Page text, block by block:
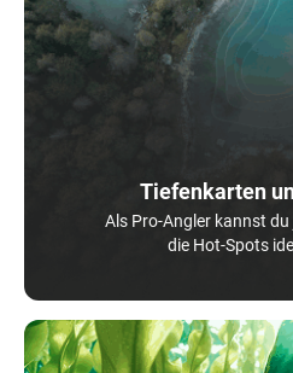
Tiefenkarten
Als Pro-Angler kannst
die Hot-Spots